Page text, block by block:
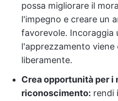
possa migliorare il
l'impegno e creare un
favorevole. Incoraggia
l'apprezzamento viene
liberamente.
Crea opportunità per i
riconoscimento: rendi